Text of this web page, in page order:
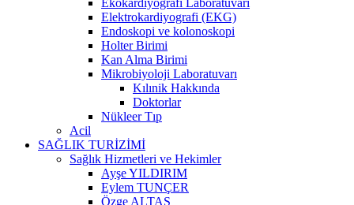
Elektrokardiyografi (EKG)
Endoskopi ve kolonoskopi
Holter Birimi
Kan Alma Birimi
Mikrobiyoloji Laboratuvarı
Kılınik Hakkında
Doktorlar
Nükleer Tıp
Acil
SAĞLIK TURİZİMİ
Sağlık Hizmetleri ve Hekimler
Ayşe YILDIRIM
Eylem TUNÇER
Özge ALTAŞ